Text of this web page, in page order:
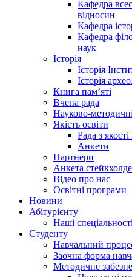
Кафедра
відносин
Кафедра
Кафедра
наук
Історія
Історія
Історія
Книга памʼяті
Вчена рада
Науково-
Якість освіти
Рада з
Анкети
Партнери
Анкета
Відео про нас
Освітні програми
Hовини
Абітурієнту
Наші спеціальності
Студенту
Навчальний
Заочна форма
Методичне